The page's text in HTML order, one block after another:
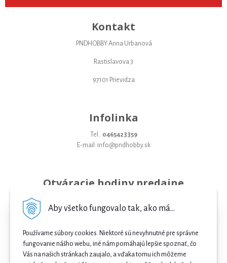
Aby všetko fungovalo tak, ako má...
Používame súbory cookies. Niektoré sú nevyhnutné pre správne
fungovanie nášho webu, iné nám pomáhajú lepšie spoznať, čo
Vás na našich stránkach zaujalo, a vďaka tomu ich môžeme
Kontakt
PNDHOBBY Anna Urbanová
Rastislavova 3
97101 Prievidza
Infolinka
Tel.: 0465423359
E-mail: info@pndhobby.sk
Otváracie hodiny predajne
Streda 09-17
Štvrtok 09-17